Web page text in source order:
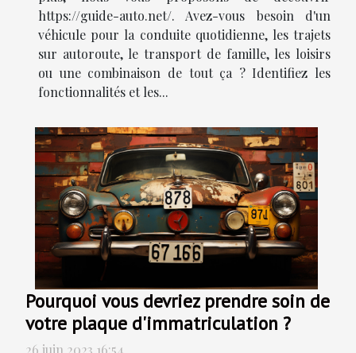
https://guide-auto.net/. Avez-vous besoin d'un
véhicule pour la conduite quotidienne, les trajets
sur autoroute, le transport de famille, les loisirs
ou une combinaison de tout ça ? Identifiez les
fonctionnalités et les...
Pourquoi vous devriez prendre soin de
votre plaque d'immatriculation ?
26 juin 2023 16:54